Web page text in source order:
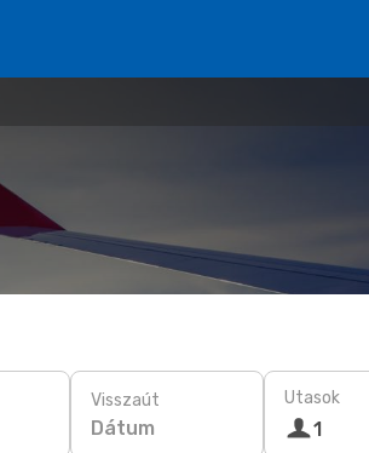
Visszaút
Dátum
Utasok
1